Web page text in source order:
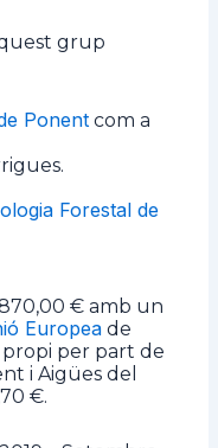
grup
Ponent com a
Forestal de
€ amb un
Europea de
per part de
i Aigües del
€.